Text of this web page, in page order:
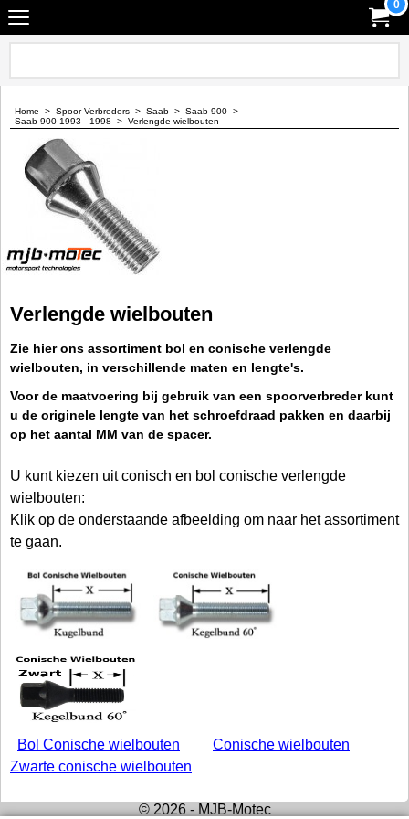
0
Home > Spoor Verbreders > Saab > Saab 900 >
Saab 900 1993 - 1998 > Verlengde wielbouten
Verlengde wielbouten
Zie hier ons assortiment bol en conische verlengde
wielbouten, in verschillende maten en lengte's.
Voor de maatvoering bij gebruik van een spoorverbreder kunt
u de originele lengte van het schroefdraad pakken en daarbij
op het aantal MM van de spacer.
U kunt kiezen uit conisch en bol conische verlengde
wielbouten:
Klik op de onderstaande afbeelding om naar het assortiment
te gaan.
Bol Conische wielbouten
Conische wielbouten
Zwarte conische wielbouten
© 2026 - MJB-Motec